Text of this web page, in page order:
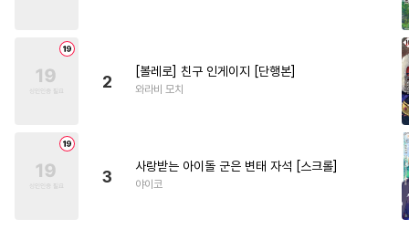
2
[볼레로] 친구 인게이지 [단행본]
와라비 모치
3
사랑받는 아이돌 군은 변태 자석 [스크롤]
야이코